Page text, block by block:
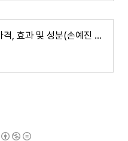
고혼진 화장품 가격, 효과 및 성분(손예진 화장품)